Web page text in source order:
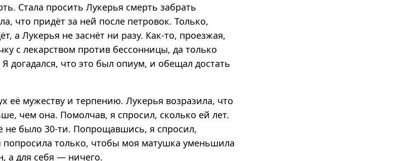
Стала просить Лукерья смерть забрать
что придёт за ней после петровок. Только,
а Лукерья не заснёт ни разу. Как-то, проезжая,
с лекарством против бессонницы, да только
догадался, что это был опиум, и обещал достать
её мужеству и терпению. Лукерья возразила, что
чем она. Помолчав, я спросил, сколько ей лет.
не было 30-ти. Попрощавшись, я спросил,
попросила только, чтобы моя матушка уменьшила
а для себя — ничего.